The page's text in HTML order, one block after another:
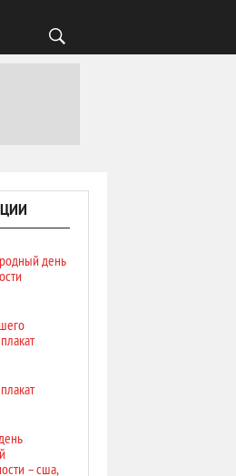
день
– сша,